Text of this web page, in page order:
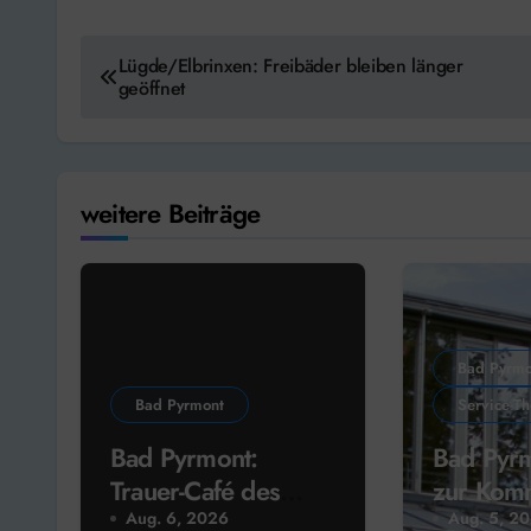
Beitragsnavigation
Lügde/Elbrinxen: Freibäder bleiben länger
geöffnet
weitere Beiträge
Bad Pyrmont
Bad Pyrmont:
Trauer-Café des
Hospiz-Vereins
Aug. 6, 2026
Bad
Service-
Bad
zur
2026
Aug. 5,